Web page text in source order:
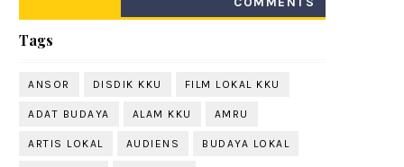
Tags
ANSOR DISDIK KKU FILM LOKAL KKU
ADAT BUDAYA ALAM KKU AMRU
ARTIS LOKAL AUDIENS BUDAYA LOKAL